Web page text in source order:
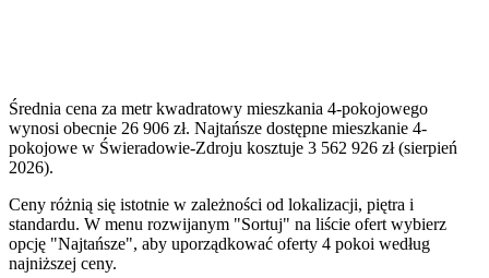
Średnia cena za metr kwadratowy mieszkania 4-pokojowego
wynosi obecnie 26 906 zł. Najtańsze dostępne mieszkanie 4-
pokojowe w Świeradowie-Zdroju kosztuje 3 562 926 zł (sierpień
2026).
Ceny różnią się istotnie w zależności od lokalizacji, piętra i
standardu. W menu rozwijanym "Sortuj" na liście ofert wybierz
opcję "Najtańsze", aby uporządkować oferty 4 pokoi według
najniższej ceny.